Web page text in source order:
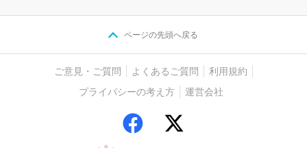
ページの先頭へ戻る
ご意見・ご質問 よくあるご質問
利用規約
プライバシーの考え方
運営会社